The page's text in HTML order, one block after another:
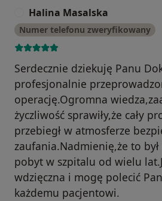
Halina Masalska
Numer telefonu zweryfikowany
Serdecznie dziekuję Panu
profesjonalnie
operację.Ogromna
życzliwość sprawiły,że cały
przebiegł w atmosferze
zaufania.Nadmienię,że to
pobyt w szpitalu od wielu
wdzięczna i mogę polecić
każdemu pacjentowi.